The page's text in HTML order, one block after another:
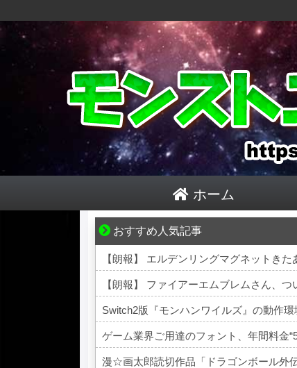
ホーム
おすすめ人気記事
“変われない私”が動き出す瞬間に出会う
【朗報】 エルデンリングマグネットきた
【朗報】 ファイアーエムブレムさん、
Switch2版『モンハンワイルズ』の動作環
漫☆画太郎読切作品「ドラゴンボール外伝